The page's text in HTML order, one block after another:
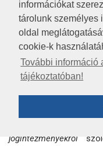
információkat
tárolunk személyes
oldal
cookie-k
További információ
tájékoztatóban!
Székesfehérvár
29/2018 (I.26) sz.
középtávú, a 2014-20-
kidolgozott
(továbbiakban: ITS)
szükségességéről,
Az ITS
településfejlesztési
eszközökről,
jogintézményekről